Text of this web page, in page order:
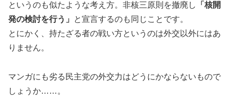
というのも似たような考え方。非核三原則を撤廃し
「核開
発の検討を行う」
と宣言するのも同じことです。
とにかく、持たざる者の戦い方というのは外交以外にはあ
りません。
マンガにも劣る民主党の外交力はどうにかならないもので
しょうか……。